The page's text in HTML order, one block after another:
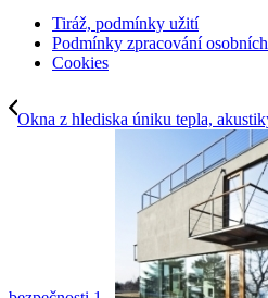
Tiráž, podmínky užití
Podmínky zpracování
Cookies
Okna z hlediska úniku tepla,